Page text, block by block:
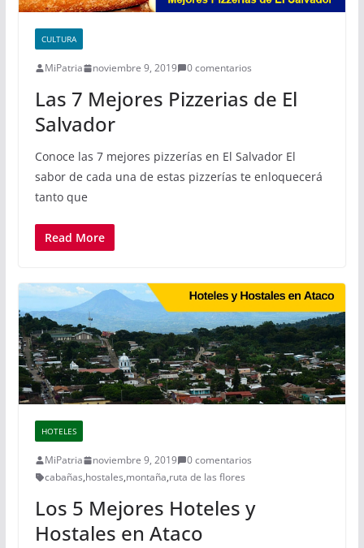
CULTURA
MiPatria noviembre 9, 2019 0 comentarios
Las 7 Mejores Pizzerias de El
Salvador
Conoce las 7 mejores pizzerías en El Salvador El
sabor de cada una de estas pizzerías te enloquecerá
tanto que
Read More
HOTELES
MiPatria noviembre 9, 2019
0 comentarios
cabañas,hostales,montaña,ruta de las flores
Los 5 Mejores Hoteles y
Hostales en Ataco